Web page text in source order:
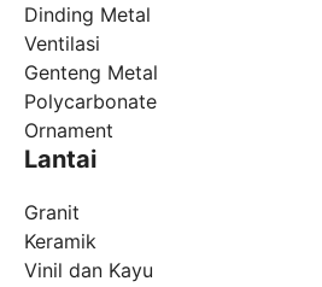
Dinding Metal
Ventilasi
Genteng Metal
Polycarbonate
Ornament
Lantai
Granit
Keramik
Vinil dan Kayu